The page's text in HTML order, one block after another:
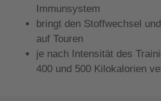
Immunsystem
bringt den Stoffwechsel
auf Touren
je nach Intensität des
400 und 500 Kilokalorien